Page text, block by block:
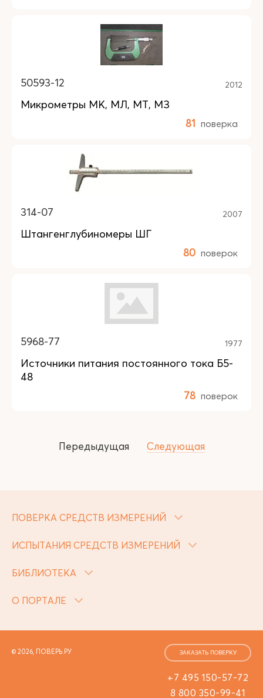
50593-12 2012
Микрометры МК, МЛ, МТ, МЗ
81 поверка
314-07 2007
Штангенглубиномеры ШГ
80 поверок
5968-77 1977
Источники питания постоянного тока Б5-
48
78 поверок
Передыдущая Следующая
ПОВЕРКА СРЕДСТВ ИЗМЕРЕНИЙ
ИСПЫТАНИЯ СРЕДСТВ ИЗМЕРЕНИЙ
БИБЛИОТЕКА
О ПОРТАЛЕ
© 2026, ПОВЕРЬ.РУ
+7 495 150-57-72
8 800 350-99-41
ЗАКАЗАТЬ ПОВЕРКУ